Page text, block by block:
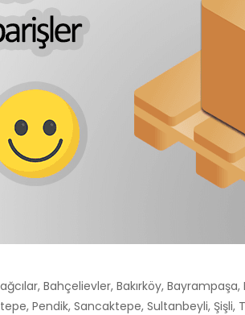
Bahçelievler, Bakırköy,
Pendik, Sancaktepe, Sultanbeyli,